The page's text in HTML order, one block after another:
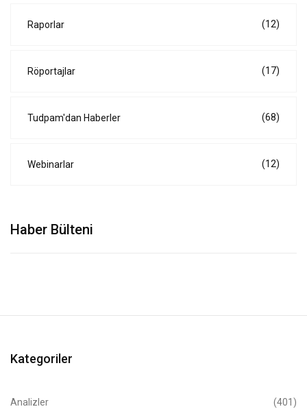
Raporlar (12)
Röportajlar (17)
Tudpam'dan Haberler (68)
Webinarlar (12)
Haber Bülteni
Kategoriler
Analizler (401)